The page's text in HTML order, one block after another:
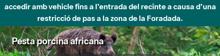
accedir amb vehicle fins a l'entrada del recinte a causa d'una
restricció de pas a la zona de la Foradada.
Pesta porcina africana